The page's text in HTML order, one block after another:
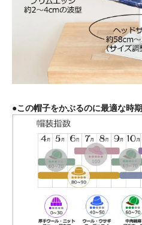
●この帽子をかぶるのに最適な時期